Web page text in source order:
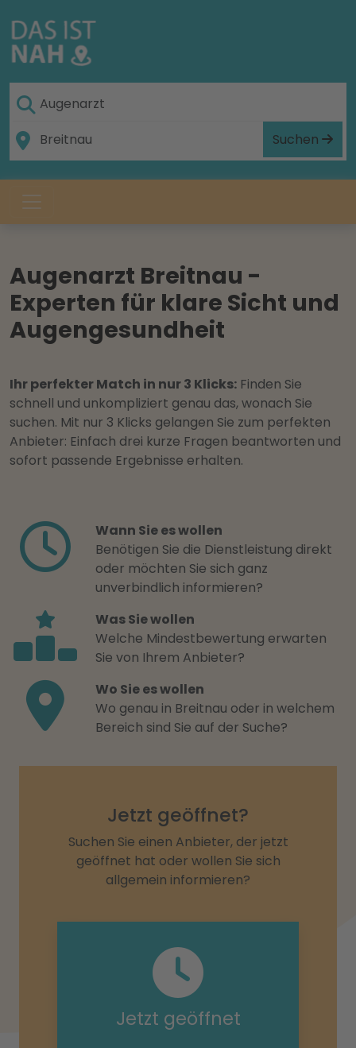
Suchen
Augenarzt Breitnau -
Experten für klare Sicht und
Augengesundheit
Ihr perfekter Match in nur 3 Klicks: Finden Sie
schnell und unkompliziert genau das, wonach Sie
suchen. Mit nur 3 Klicks gelangen Sie zum perfekten
Anbieter: Einfach drei kurze Fragen beantworten und
sofort passende Ergebnisse erhalten.
Wann Sie es wollen
Benötigen Sie die Dienstleistung direkt
oder möchten Sie sich ganz
unverbindlich informieren?
Was Sie wollen
Welche Mindestbewertung erwarten
Sie von Ihrem Anbieter?
Wo Sie es wollen
Wo genau in Breitnau oder in welchem
Bereich sind Sie auf der Suche?
Jetzt geöffnet?
Suchen Sie einen Anbieter, der jetzt
geöffnet hat oder wollen Sie sich
allgemein informieren?
Jetzt geöffnet